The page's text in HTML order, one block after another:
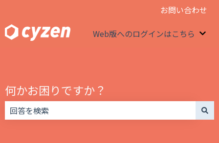
お問い合わせ
Web版へのログインはこちら
何かお困りですか？